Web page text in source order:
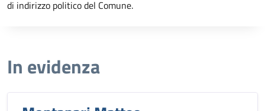
di indirizzo politico del Comune.
In evidenza